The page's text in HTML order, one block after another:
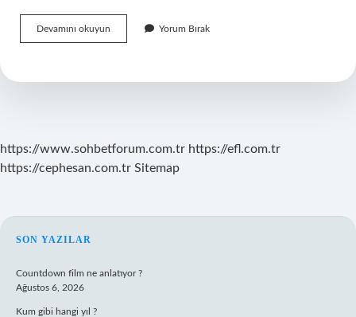
Devamını okuyun
5
Nelerdir
Yorum Bırak
https://www.sohbetforum.com.tr https://efl.com.tr
https://cephesan.com.tr Sitemap
SIDEBAR
SON YAZILAR
Countdown film ne anlatıyor ?
Ağustos 6, 2026
Kum gibi hangi yıl ?